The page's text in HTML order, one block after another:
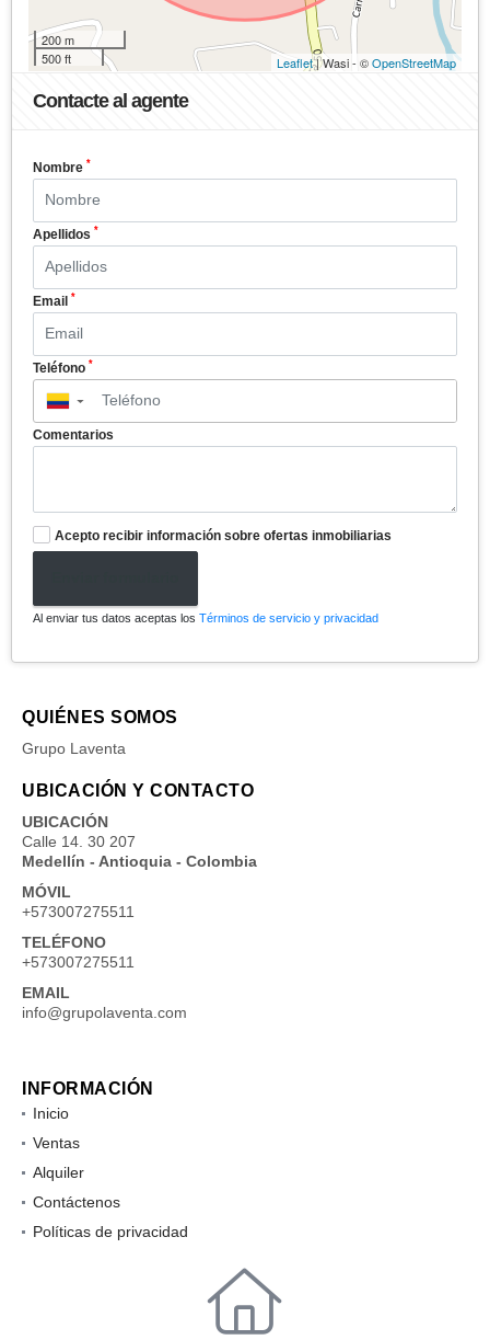
200 m
500 ft
Leaflet| Wasi - ©OpenStreetMap
Contacte al agente
Nombre *
Apellidos *
Email *
Teléfono *
▼
Comentarios
Acepto recibir información sobre ofertas inmobiliarias
Al enviar tus datos aceptas los Términos de servicio y privacidad
QUIÉNES SOMOS
Grupo Laventa
UBICACIÓN Y CONTACTO
UBICACIÓN
Calle 14. 30 207
Medellín - Antioquia - Colombia
MÓVIL
+573007275511
TELÉFONO
+573007275511
EMAIL
info@grupolaventa.com
INFORMACIÓN
Inicio
Ventas
Alquiler
Contáctenos
Políticas de privacidad